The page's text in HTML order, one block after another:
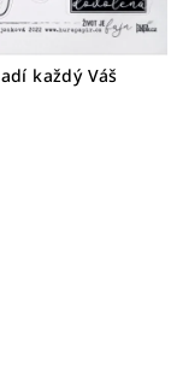
každý Váš